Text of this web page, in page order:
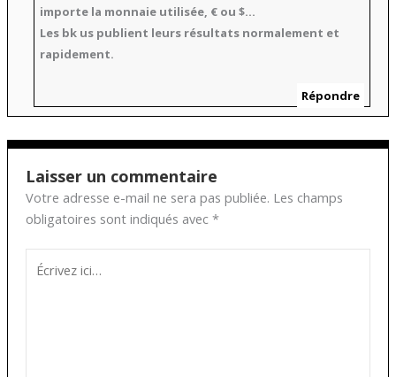
importe la monnaie utilisée, € ou $…
Les bk us publient leurs résultats normalement et
rapidement.
Répondre
Laisser un commentaire
Votre adresse e-mail ne sera pas publiée. Les champs
obligatoires sont indiqués avec *
ici…